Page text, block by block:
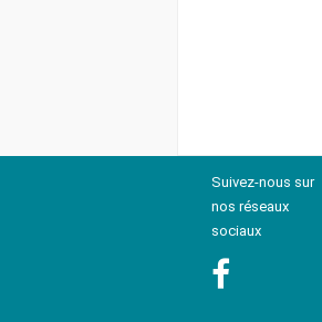
Suivez-nous sur
nos réseaux
sociaux